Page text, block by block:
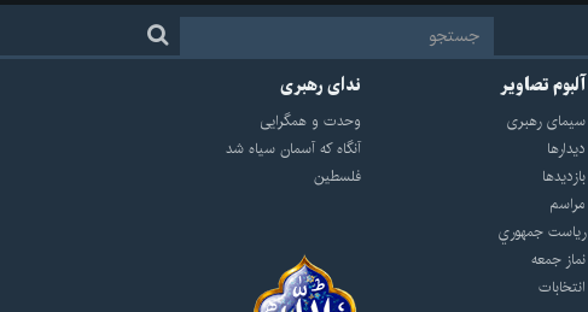
آلبوم تصاویر
سيماى رهبرى
ديدارها
بازديدها
مراسم
رياست جمهوري
نماز جمعه
انتخابات
ندای رهبری
وحدت و همگرایی
آنگاه که آسمان سیاه شد
فلسطین